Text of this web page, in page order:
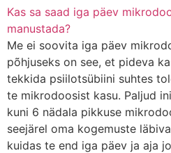
Kas sa saad iga päev
manustada?
Me ei soovita iga päev
põhjuseks on see, et pideva
tekkida psiilotsübiini suhtes
te mikrodoosist kasu. Paljud
kuni 6 nädala pikkuse
seejärel oma kogemuste
kuidas te end iga päev ja aja